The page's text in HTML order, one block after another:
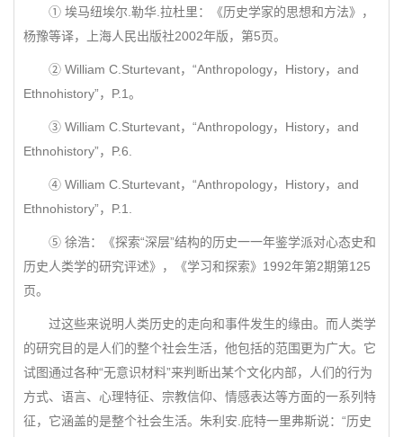
① 埃马纽埃尔.勒华.拉杜里：《历史学家的思想和方法》，
杨豫等译，上海人民出版社2002年版，第5页。
② William C.Sturtevant，“Anthropology，History，and
Ethnohistory”，P.1。
③ William C.Sturtevant，“Anthropology，History，and
Ethnohistory”，P.6.
④ William C.Sturtevant，“Anthropology，History，and
Ethnohistory”，P.1.
⑤ 徐浩：《探索“深层”结构的历史一一年鉴学派对心态史和
历史人类学的研究评述》，《学习和探索》1992年第2期第125
页。
过这些来说明人类历史的走向和事件发生的缘由。而人类学
的研究目的是人们的整个社会生活，他包括的范围更为广大。它
试图通过各种“无意识材料”来判断出某个文化内部，人们的行为
方式、语言、心理特征、宗教信仰、情感表达等方面的一系列特
征，它涵盖的是整个社会生活。朱利安.庇特一里弗斯说：“历史